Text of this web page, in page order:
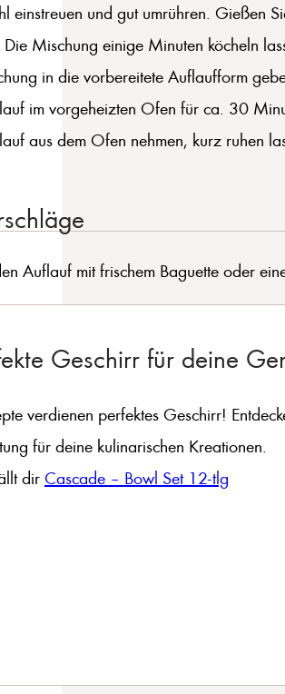
einstreuen und gut umrühren. Gießen
Mischung einige Minuten köcheln
in die vorbereitete Auflaufform
im vorgeheizten Ofen für ca. 30
aus dem Ofen nehmen, kurz ruhen
Auflauf mit frischem Baguette oder
Geschirr für deine
verdienen perfektes Geschirr!
für deine kulinarischen Kreationen.
dir Cascade – Bowl Set 12-tlg